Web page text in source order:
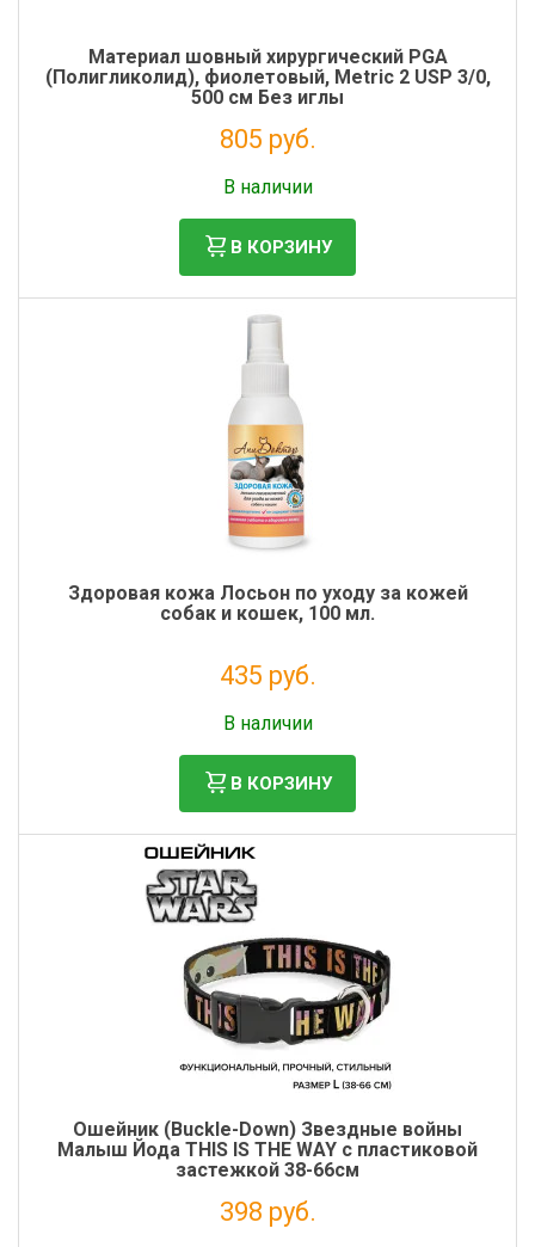
Материал шовный хирургический PGA
(Полигликолид), фиолетовый, Metric 2 USP 3/0,
500 см Без иглы
805 руб.
В наличии
В КОРЗИНУ
Здоровая кожа Лосьон по уходу за кожей
собак и кошек, 100 мл.
435 руб.
В наличии
В КОРЗИНУ
Ошейник (Buckle-Down) Звездные войны
Малыш Йода THIS IS THE WAY с пластиковой
застежкой 38-66см
398 руб.